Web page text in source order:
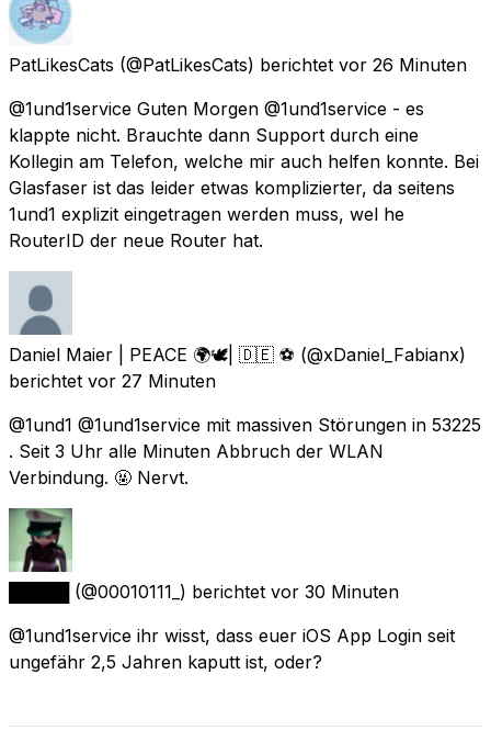
PatLikesCats (@PatLikesCats) berichtet vor 26 Minuten
@1und1service Guten Morgen @1und1service - es
klappte nicht. Brauchte dann Support durch eine
Kollegin am Telefon, welche mir auch helfen konnte. Bei
Glasfaser ist das leider etwas komplizierter, da seitens
1und1 explizit eingetragen werden muss, wel he
RouterID der neue Router hat.
Daniel Maier | PEACE 🌍🕊| 🇩🇪 ⚽️ (@xDaniel_Fabianx)
berichtet vor 27 Minuten
@1und1 @1und1service mit massiven Störungen in 53225
. Seit 3 Uhr alle Minuten Abbruch der WLAN
Verbindung. 🤬 Nervt.
(@00010111_) berichtet vor 30 Minuten
@1und1service ihr wisst, dass euer iOS App Login seit
ungefähr 2,5 Jahren kaputt ist, oder?